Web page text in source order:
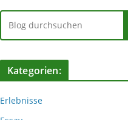
Kategorien:
Erlebnisse